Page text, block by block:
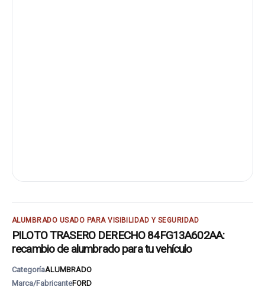
ALUMBRADO USADO PARA VISIBILIDAD Y SEGURIDAD
PILOTO TRASERO DERECHO 84FG13A602AA:
recambio de alumbrado para tu vehículo
CategoríaALUMBRADO
Marca/FabricanteFORD